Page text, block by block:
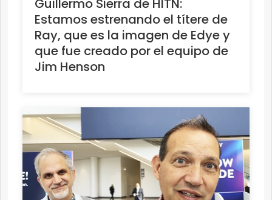
Guillermo Sierra de HITN:
Estamos estrenando el títere de
Ray, que es la imagen de Edye y
que fue creado por el equipo de
Jim Henson